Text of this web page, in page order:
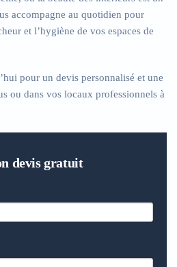
accompagne au quotidien pour
et l’hygiène de vos espaces de
pour un devis personnalisé et une
ou dans vos locaux professionnels à
devis gratuit